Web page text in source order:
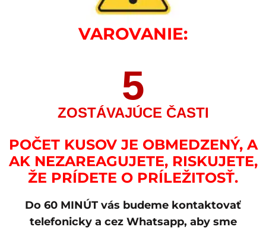
VAROVANIE:
ZOSTÁVAJÚCE ČASTI
5
POČET KUSOV JE OBMEDZENÝ, A
AK NEZAREAGUJETE, RISKUJETE,
ŽE PRÍDETE O PRÍLEŽITOSŤ.
Do 60 MINÚT vás budeme kontaktovať
telefonicky a cez Whatsapp, aby sme